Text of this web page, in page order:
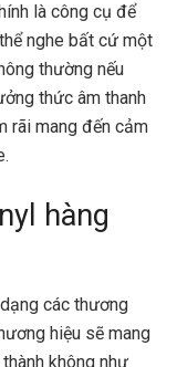
là công cụ để
nghe bất cứ một
thường nếu
thức âm thanh
rãi mang đến cảm
hàng
các thương
hiệu sẽ mang
không như